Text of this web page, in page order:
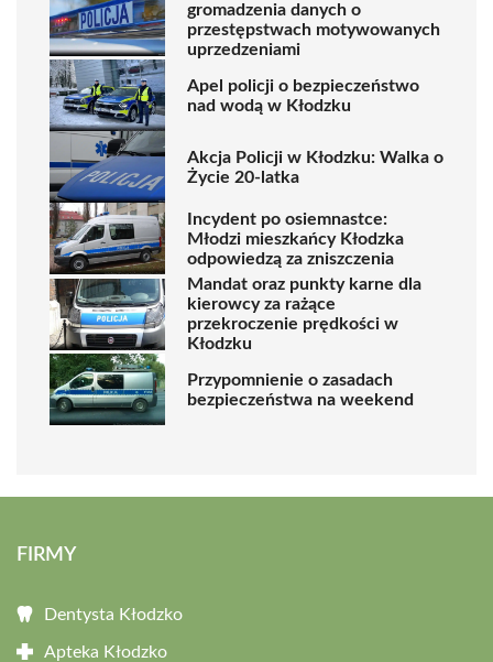
gromadzenia danych o
przestępstwach motywowanych
uprzedzeniami
Apel policji o bezpieczeństwo
nad wodą w Kłodzku
Akcja Policji w Kłodzku: Walka o
Życie 20-latka
Incydent po osiemnastce:
Młodzi mieszkańcy Kłodzka
odpowiedzą za zniszczenia
Mandat oraz punkty karne dla
kierowcy za rażące
przekroczenie prędkości w
Kłodzku
Przypomnienie o zasadach
bezpieczeństwa na weekend
FIRMY
Dentysta Kłodzko
Apteka Kłodzko